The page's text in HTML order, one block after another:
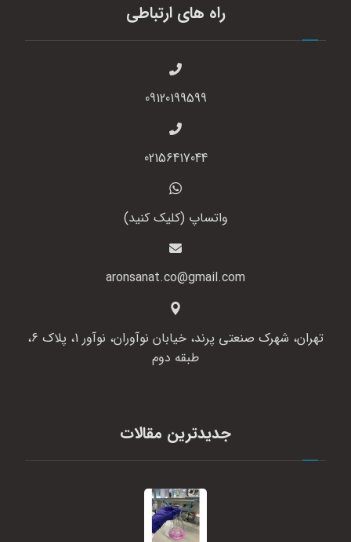
راه های ارتباطی
09120199599
02156417044
واتساپ (کلیک کنید)
aronsanat.co@gmail.com
تهران، شهرک صنعتی پرند، خیابان نوآوران، نوآور 1، پلاک 6،
طبقه دوم
جدیدترین مقالات